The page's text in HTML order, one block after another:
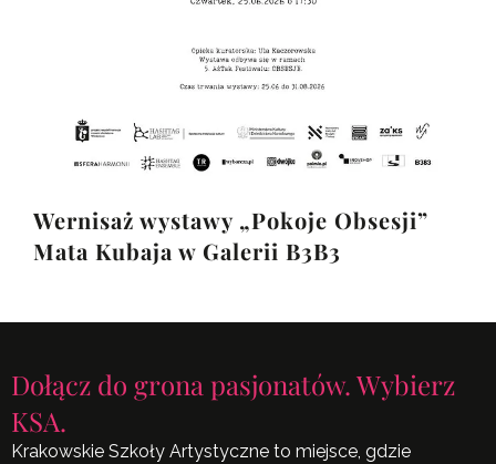
Wernisaż wystawy „Pokoje Obsesji”
Mata Kubaja w Galerii B3B3
Dołącz do grona pasjonatów. Wybierz
KSA.
Krakowskie Szkoły Artystyczne to miejsce, gdzie